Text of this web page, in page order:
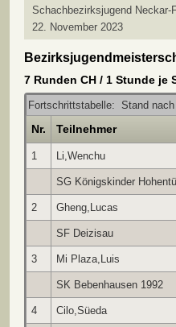
Schachbezirksjugend Neckar-
22. November 2023
7 Runden CH / 1 Stunde je
Fortschrittstabelle: Stand
Nr. Teilnehmer
1 Li,Wenchu
SG Königskinder
2 Gheng,Lucas
SF Deizisau
3 Mi Plaza,Luis
SK Bebenhausen 1992
4 Cilo,Süeda